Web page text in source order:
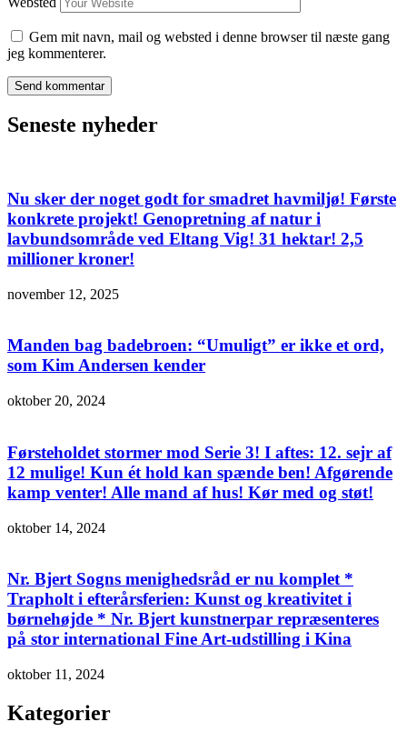
Gem mit navn, mail og websted i denne browser til næste gang
jeg kommenterer.
Seneste nyheder
Nu sker der noget godt for smadret havmiljø! Første
konkrete projekt! Genopretning af natur i
lavbundsområde ved Eltang Vig! 31 hektar! 2,5
millioner kroner!
november 12, 2025
Manden bag badebroen: “Umuligt” er ikke et ord,
som Kim Andersen kender
oktober 20, 2024
Førsteholdet stormer mod Serie 3! I aftes: 12. sejr af
12 mulige! Kun ét hold kan spænde ben! Afgørende
kamp venter! Alle mand af hus! Kør med og støt!
oktober 14, 2024
Nr. Bjert Sogns menighedsråd er nu komplet *
Trapholt i efterårsferien: Kunst og kreativitet i
børnehøjde * Nr. Bjert kunstnerpar repræsenteres
på stor international Fine Art-udstilling i Kina
oktober 11, 2024
Kategorier